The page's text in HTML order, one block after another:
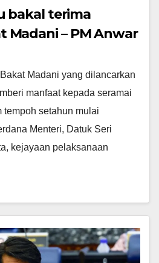
bakal terima
Madani – PM Anwar
Madani yang dilancarkan
manfaat kepada seramai
tempoh setahun mulai
Menteri, Datuk Seri
kejayaan pelaksanaan